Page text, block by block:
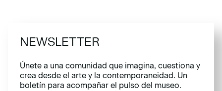
NEWSLETTER
Únete a una comunidad que imagina, cuestiona y
crea desde el arte y la contemporaneidad. Un
boletín para acompañar el pulso del museo.